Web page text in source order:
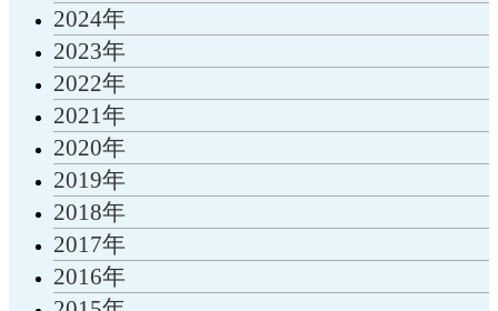
2024年
2023年
2022年
2021年
2020年
2019年
2018年
2017年
2016年